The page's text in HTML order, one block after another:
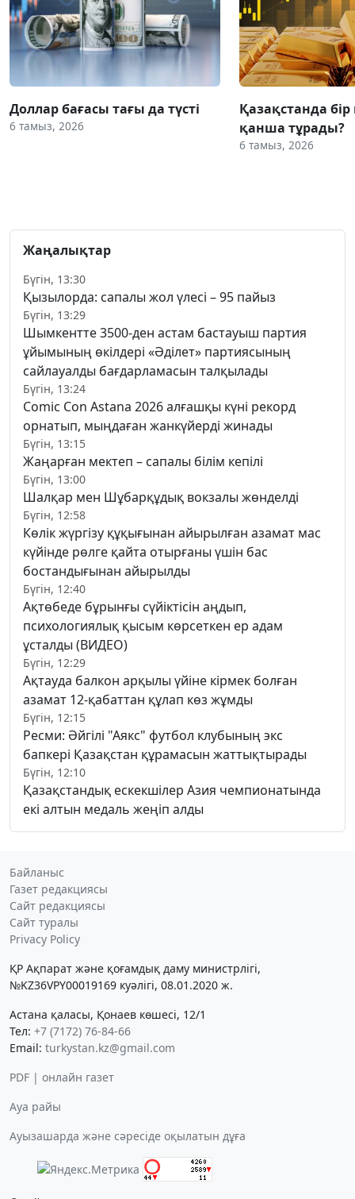
Доллар бағасы тағы да түсті
6 тамыз, 2026
Қазақстанда
қанша тұрады?
6 тамыз, 2026
Жаңалықтар
Бүгін, 13:30
Қызылорда: сапалы жол үлесі – 95 пайыз
Бүгін, 13:29
Шымкентте 3500-ден астам бастауыш партия
ұйымының өкілдері «Әділет» партиясының
сайлауалды бағдарламасын талқылады
Бүгін, 13:24
Comic Con Astana 2026 алғашқы күні рекорд
орнатып, мыңдаған жанкүйерді жинады
Бүгін, 13:15
Жаңарған мектеп – сапалы білім кепілі
Бүгін, 13:00
Шалқар мен Шұбарқұдық вокзалы жөнделді
Бүгін, 12:58
Көлік жүргізу құқығынан айырылған азамат мас
күйінде рөлге қайта отырғаны үшін бас
бостандығынан айырылды
Бүгін, 12:40
Ақтөбеде бұрынғы сүйіктісін аңдып,
психологиялық қысым көрсеткен ер адам
ұсталды (ВИДЕО)
Бүгін, 12:29
Ақтауда балкон арқылы үйіне кірмек болған
азамат 12-қабаттан құлап көз жұмды
Бүгін, 12:15
Ресми: Әйгілі "Аякс" футбол клубының экс
бапкері Қазақстан құрамасын жаттықтырады
Бүгін, 12:10
Қазақстандық ескекшілер Азия чемпионатында
екі алтын медаль жеңіп алды
Байланыс
Газет редакциясы
Сайт редакциясы
Сайт туралы
Privacy Policy
ҚР Ақпарат және қоғамдық даму министрлігі,
№KZ36VPY00019169 куәлігі, 08.01.2020 ж.
Астана қаласы, Қонаев көшесі, 12/1
Тел: +7 (7172) 76-84-66
Email: turkystan.kz@gmail.com
PDF | онлайн газет
Ауа райы
Ауызашарда және сәресіде оқылатын дұға